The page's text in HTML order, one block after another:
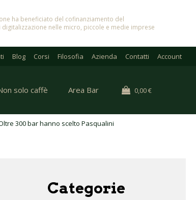
ha beneficiato del cofinanziamento del
digitalizzazione nelle micro, piccole e medie imprese
Blog Corsi Filosofia Azienda Contatti Account
solo caffè Area Bar 0,00€
300 bar hanno scelto Pasqualini
Categorie